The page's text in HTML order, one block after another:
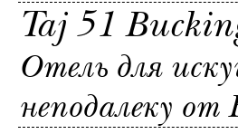
Taj 51
Отель для
неподалеку от